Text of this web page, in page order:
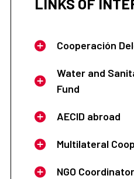
LINKS OF
Cooperación
Water and
Fund
AECID abroad
Multilateral
NGO Coordinator